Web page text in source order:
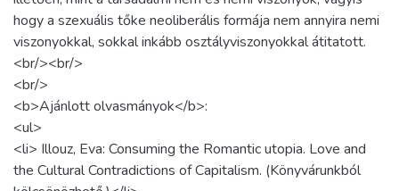
hogy a szexuális tőke neoliberális formája nem annyira nemi
viszonyokkal, sokkal inkább osztályviszonyokkal átitatott.
<br/><br/>
<br/>
<b>Ajánlott olvasmányok</b>:
<ul>
<li> Illouz, Eva: Consuming the Romantic utopia. Love and
the Cultural Contradictions of Capitalism. (Könyvárunkból